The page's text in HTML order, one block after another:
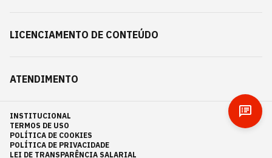
LICENCIAMENTO DE CONTEÚDO
ATENDIMENTO
INSTITUCIONAL
TERMOS DE USO
POLÍTICA DE COOKIES
POLÍTICA DE PRIVACIDADE
LEI DE TRANSPARÊNCIA SALARIAL